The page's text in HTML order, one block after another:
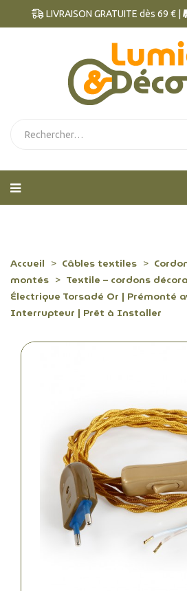
LIVRAISON GRATUITE dès 69 € |
Accueil Câbles textiles
montés
Textile – cordons
Électrique Torsadé Or | Prémonté
Interrupteur | Prêt à Installer